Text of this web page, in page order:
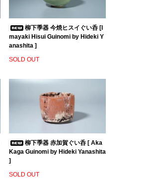
柳下季器 今焼ヒスイぐい呑 [I
mayaki Hisui Guinomi by Hideki Y
anashita ]
SOLD OUT
柳下季器 赤加賀ぐい呑 [ Aka
Kaga Guinomi by Hideki Yanashita
]
SOLD OUT